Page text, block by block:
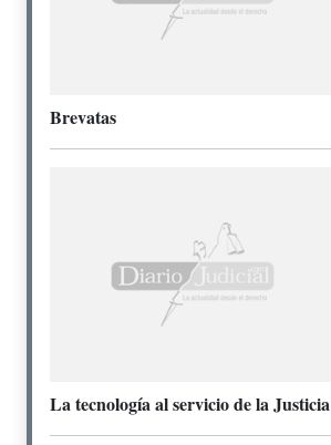
Brevatas
La tecnología al servicio de la Justicia